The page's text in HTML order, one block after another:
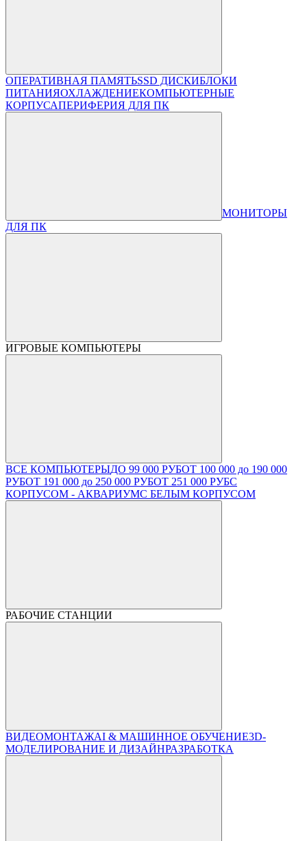
ОПЕРАТИВНАЯ ПАМЯТЬSSD ДИСКИБЛОКИ
ПИТАНИЯОХЛАЖДЕНИЕКОМПЬЮТЕРНЫЕ
КОРПУСАПЕРИФЕРИЯ ДЛЯ ПК
МОНИТОРЫ
ДЛЯ ПК
ИГРОВЫЕ КОМПЬЮТЕРЫ
ВСЕ КОМПЬЮТЕРЫДО 99 000 РУБОТ 100 000 до 190 000
РУБОТ 191 000 до 250 000 РУБОТ 251 000 РУБС
КОРПУСОМ - АКВАРИУМС БЕЛЫМ КОРПУСОМ
РАБОЧИЕ СТАНЦИИ
ВИДЕОМОНТАЖAI & МАШИННОЕ ОБУЧЕНИЕ3D-
МОДЕЛИРОВАНИЕ И ДИЗАЙНРАЗРАБОТКА